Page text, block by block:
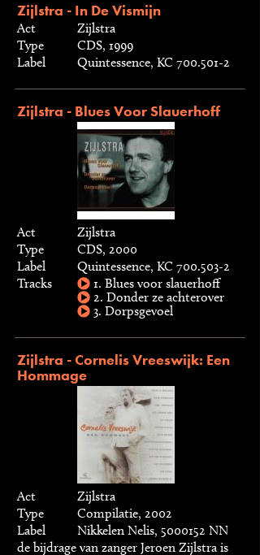
Zijlstra - In De Vismijn
Act
Zijlstra
Type
CDS, 1999
Label
Quintessence, KC 700.501-2
Zijlstra - Blues Voor Slauerhoff
Act
Zijlstra
Type
CDS, 2000
Label
Quintessence, KC 700.503-2
Tracks
1. Blues voor slauerhoff
2. Donder ze achterover
3. Dorpsgevoel
Zijlstra - Cornelis Vreeswijk: Een
Hommage
Act
Zijlstra
Type
Compilatie, 2002
Label
Nikkelen Nelis, 5000152 NN
de bijdrage van zanger Jeroen Zijlstra is